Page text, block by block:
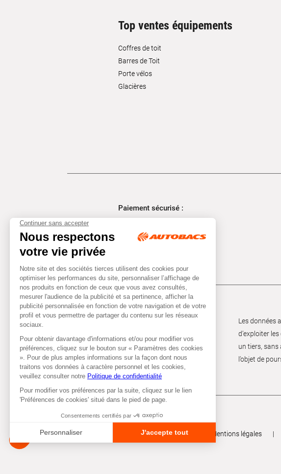
Top ventes équipements
Coffres de toit
Barres de Toit
Porte vélos
Glacières
Paiement sécurisé :
Les données
d’exploiter
un tiers,
l’objet de
Tous droits réservés © Autobacs Mentions légales